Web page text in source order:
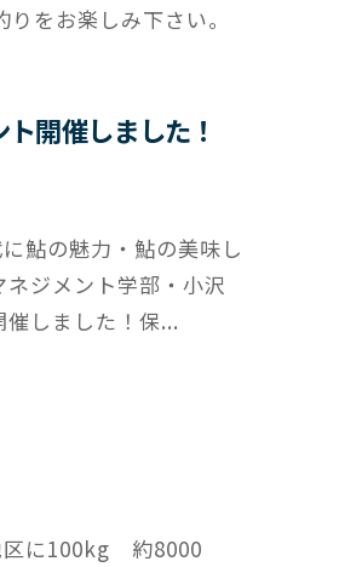
をお楽しみ下さい。
開催しました！
鮎の魅力・鮎の美味し
ジメント学部・小沢
しました！保...
区に100kg 約8000